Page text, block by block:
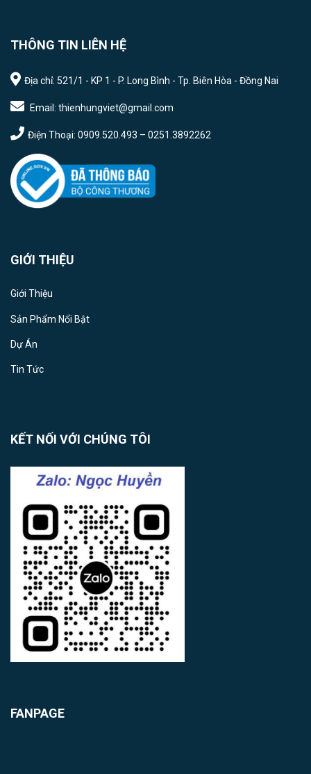
THÔNG TIN LIÊN HỆ
Địa chỉ: 521/1 - KP 1 - P. Long Bình - Tp. Biên Hòa - Đồng Nai
Email: thienhungviet@gmail.com
Điện Thoại: 0909.520.493 – 0251.3892262
GIỚI THIỆU
Giới Thiệu
Sản Phẩm Nổi Bật
Dự Án
Tin Tức
KẾT NỐI VỚI CHÚNG TÔI
FANPAGE